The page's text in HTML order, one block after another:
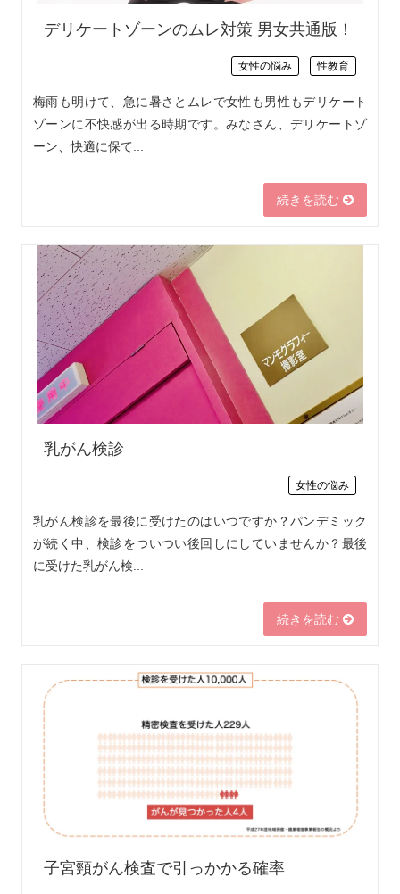
デリケートゾーンのムレ対策 男女共通版！
女性の悩み 性教育
梅雨も明けて、急に暑さとムレで女性も男性もデリケート
ゾーンに不快感が出る時期です。みなさん、デリケートゾ
ーン、快適に保て...
続きを読む
乳がん検診
女性の悩み
乳がん検診を最後に受けたのはいつですか？パンデミック
が続く中、検診をついつい後回しにしていませんか？最後
に受けた乳がん検...
続きを読む
子宮頸がん検査で引っかかる確率